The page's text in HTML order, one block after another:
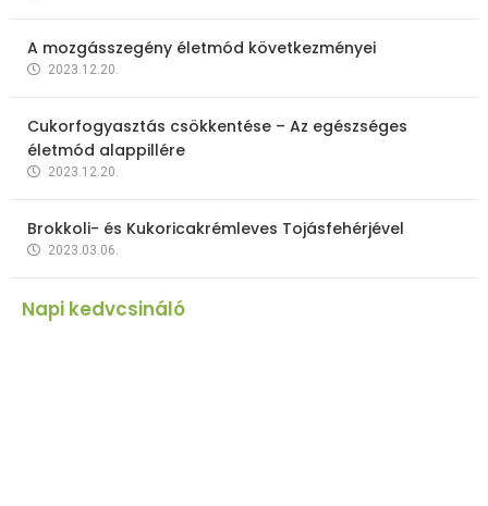
A mozgásszegény életmód következményei
2023.12.20.
Cukorfogyasztás csökkentése – Az egészséges
életmód alappillére
2023.12.20.
Brokkoli- és Kukoricakrémleves Tojásfehérjével
2023.03.06.
Napi kedvcsináló